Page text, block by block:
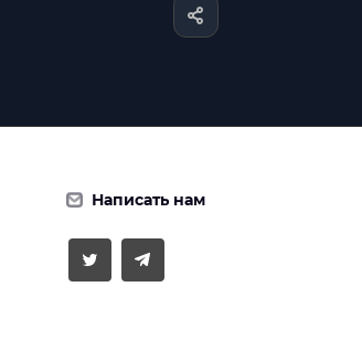
Написать нам